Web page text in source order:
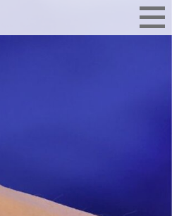
auf einen Blick.
Services
Sie